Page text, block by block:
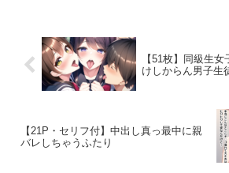
【51枚】同級生
けしからん男子生
【21P・セリフ付】中出し真っ最中に親
バレしちゃうふたり